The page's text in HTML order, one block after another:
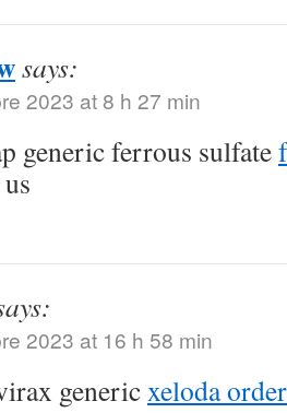
says:
2023 at 8 h 27 min
generic ferrous sulfate
2023 at 16 h 58 min
genericxeloda